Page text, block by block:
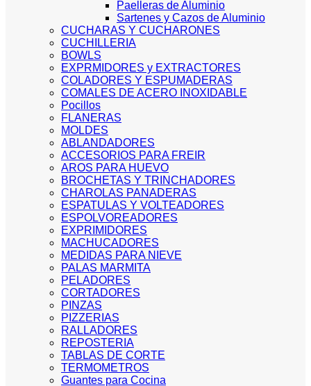
Paelleras de Aluminio
Sartenes y Cazos de Aluminio
CUCHARAS Y CUCHARONES
CUCHILLERIA
BOWLS
EXPRMIDORES y EXTRACTORES
COLADORES Y ESPUMADERAS
COMALES DE ACERO INOXIDABLE
Pocillos
FLANERAS
MOLDES
ABLANDADORES
ACCESORIOS PARA FREIR
AROS PARA HUEVO
BROCHETAS Y TRINCHADORES
CHAROLAS PANADERAS
ESPATULAS Y VOLTEADORES
ESPOLVOREADORES
EXPRIMIDORES
MACHUCADORES
MEDIDAS PARA NIEVE
PALAS MARMITA
PELADORES
CORTADORES
PINZAS
PIZZERIAS
RALLADORES
REPOSTERIA
TABLAS DE CORTE
TERMOMETROS
Guantes para Cocina